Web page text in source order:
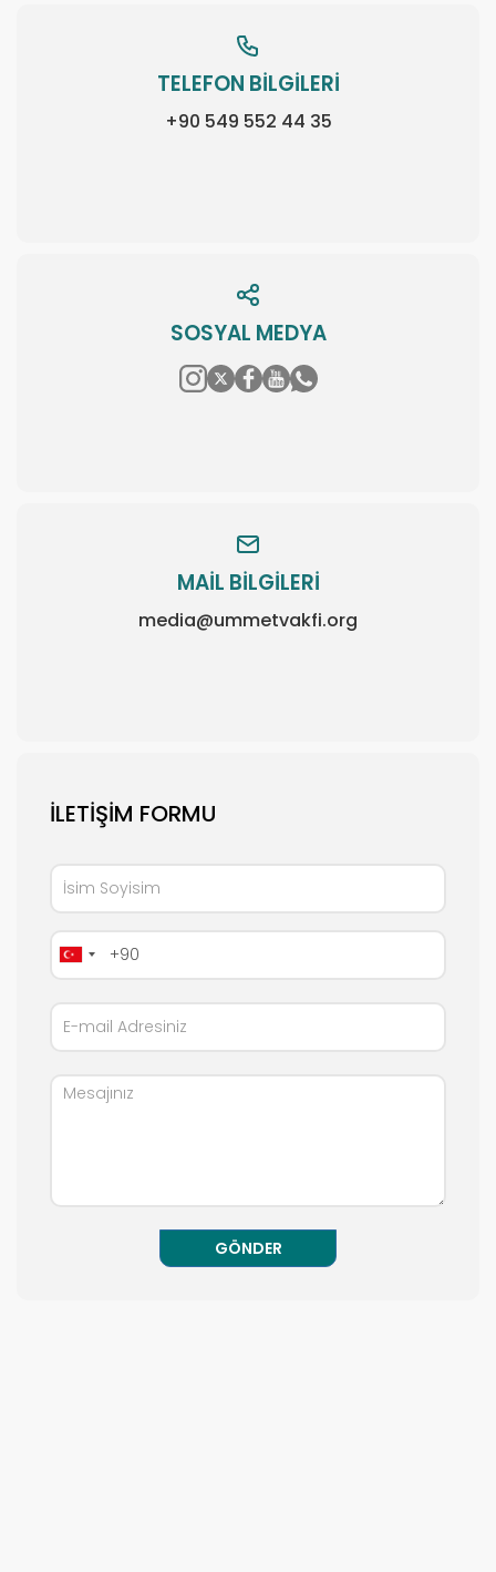
TELEFON BİLGİLERİ
+90 549 552 44 35
SOSYAL MEDYA
MAİL BİLGİLERİ
media@ummetvakfi.org
İLETIŞIM FORMU
GÖNDER